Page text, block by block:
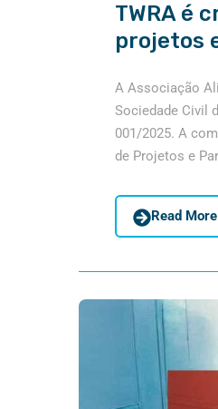
TWRA é
projetos
A Associação
Sociedade Civil
001/2025. A
de Projetos e
Read More